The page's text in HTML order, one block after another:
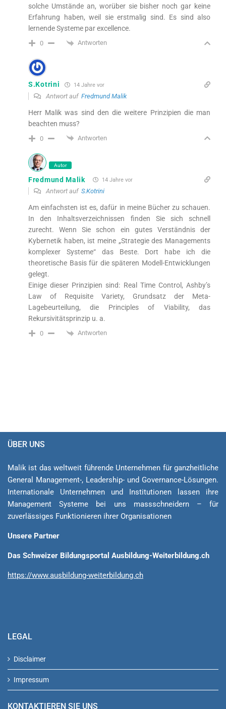
solche Umstände an, worüber sie bisher noch gar keine
Erfahrung haben, weil sie erstmalig sind. Es sind also
lernende Systeme par excellence.
0 Antworten
S.Kotrini 14 Jahre vor
Antwort auf Fredmund Malik
Herr Malik was sind den die weitere Prinzipien die man
beachten muss?
0 Antworten
Autor
Fredmund Malik 14 Jahre vor
Antwort auf S.Kotrini
Am einfachsten ist es, dafür in meine Bücher zu schauen.
In den Inhaltsverzeichnissen finden Sie sich schnell
zurecht. Wenn Sie schon ein gutes Verständnis der
Kybernetik haben, ist meine „Strategie des Managements
komplexer Systeme“ das Beste. Dort habe ich die
theoretische Basis für die späteren Modell-Entwicklungen
gelegt.
Einige dieser Prinzipien sind: Real Time Control, Ashby’s
Law of Requisite Variety, Grundsatz der Meta-
Lagebeurteilung, die Principles of Viability, das
Rekursivitätsprinzip u. a.
0 Antworten
ÜBER UNS
Malik ist das weltweit führende Unternehmen für ganzheitliche
General Ma­na­ge­ment-, Lea­der­ship- und Governance-Lösungen.
Internationale Unternehmen und Institutionen lassen ihre
Management Sys­teme bei uns massschneidern – für
zuverlässiges Funktionieren ihrer Organisationen
Unsere Partner
Das Schweizer Bildungsportal Ausbildung-Weiterbildung.ch
https://www.ausbildung-weiterbildung.ch
LEGAL
Disclaimer
Impressum
KONTAKTIEREN SIE UNS